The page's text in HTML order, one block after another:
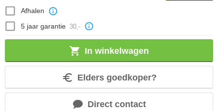
Afhalen
5 jaar garantie
30,-
In winkelwagen
Elders goedkoper?
Direct contact